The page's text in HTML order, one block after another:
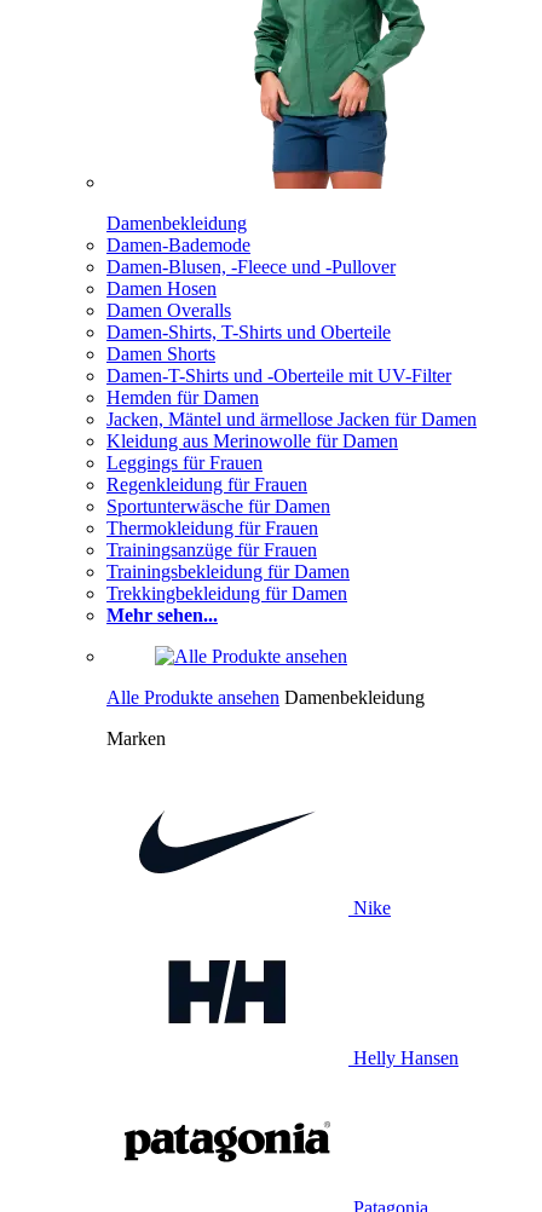
Damenbekleidung
Damen-Bademode
Damen-Blusen, -Fleece und -Pullover
Damen Hosen
Damen Overalls
Damen-Shirts, T-Shirts und Oberteile
Damen Shorts
Damen-T-Shirts und -Oberteile mit UV-Filter
Hemden für Damen
Jacken, Mäntel und ärmellose Jacken für Damen
Kleidung aus Merinowolle für Damen
Leggings für Frauen
Regenkleidung für Frauen
Sportunterwäsche für Damen
Thermokleidung für Frauen
Trainingsanzüge für Frauen
Trainingsbekleidung für Damen
Trekkingbekleidung für Damen
Mehr sehen...
Alle Produkte ansehen Damenbekleidung
Marken
Nike
Helly Hansen
Patagonia